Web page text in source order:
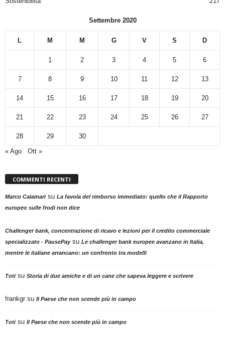
Settembre 2020
L M M G V S D
1 2 3 4 5 6
7 8 9 10 11 12 13
14 15 16 17 18 19 20
21 22 23 24 25 26 27
28 29
30
« Ago
Ott »
COMMENTI RECENTI
Marco Calamarisu La favola del rimborso immediato: quello che il Rapporto
europeo sulle frodi non dice
Challenger bank, concentrazione di ricavo e lezioni per il credito commerciale
specializzato - PausePaysu Le challenger bank europee avanzano in Italia,
mentre le italiane arrancano: un confronto tra modelli
Totisu Storia di due amiche e di un cane che sapeva leggere e scrivere
frankgr su Il Paese che non scende più in campo
Totisu Il Paese che non scende più in campo